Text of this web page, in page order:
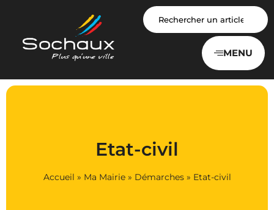
MENU
Etat-civil
Accueil » Ma Mairie» Démarches» Etat-civil
Panneau de gestion des cookies